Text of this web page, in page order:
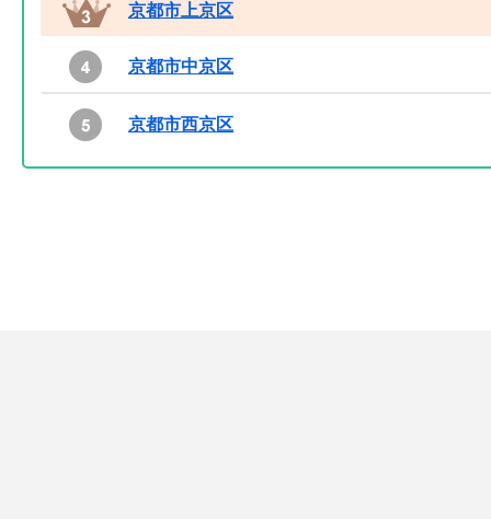
京都市上京区
京都市中京区
京都市西京区